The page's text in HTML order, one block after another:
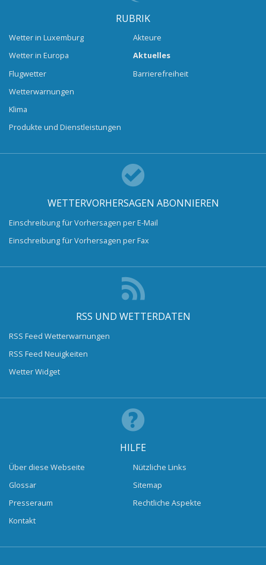
RUBRIK
Wetter in Luxemburg
Wetter in Europa
Flugwetter
Wetterwarnungen
Klima
Produkte und Dienstleistungen
Akteure
Aktuelles
Barrierefreiheit
WETTERVORHERSAGEN ABONNIEREN
Einschreibung für Vorhersagen per E-Mail
Einschreibung für Vorhersagen per Fax
RSS UND WETTERDATEN
RSS Feed Wetterwarnungen
RSS Feed Neuigkeiten
Wetter Widget
HILFE
Über diese Webseite
Glossar
Presseraum
Kontakt
Nützliche Links
Sitemap
Rechtliche Aspekte